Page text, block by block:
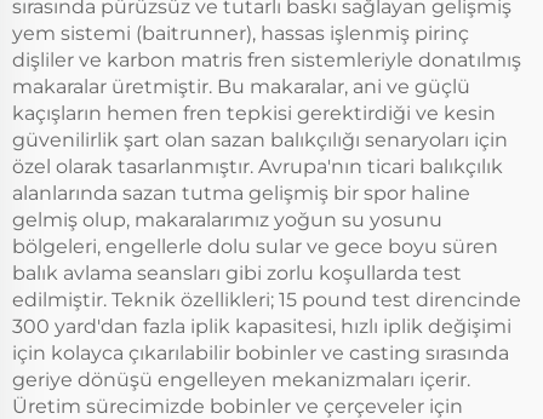
sırasında pürüzsüz ve tutarlı baskı sağlayan gelişmiş
yem sistemi (baitrunner), hassas işlenmiş pirinç
dişliler ve karbon matris fren sistemleriyle donatılmış
makaralar üretmiştir. Bu makaralar, ani ve güçlü
kaçışların hemen fren tepkisi gerektirdiği ve kesin
güvenilirlik şart olan sazan balıkçılığı senaryoları için
özel olarak tasarlanmıştır. Avrupa'nın ticari balıkçılık
alanlarında sazan tutma gelişmiş bir spor haline
gelmiş olup, makaralarımız yoğun su yosunu
bölgeleri, engellerle dolu sular ve gece boyu süren
balık avlama seansları gibi zorlu koşullarda test
edilmiştir. Teknik özellikleri; 15 pound test direncinde
300 yard'dan fazla iplik kapasitesi, hızlı iplik değişimi
için kolayca çıkarılabilir bobinler ve casting sırasında
geriye dönüşü engelleyen mekanizmaları içerir.
Üretim sürecimizde bobinler ve çerçeveler için